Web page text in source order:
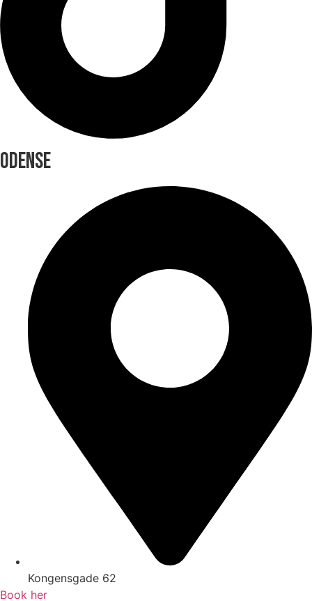
ODENSE
Kongensgade 62
Book her